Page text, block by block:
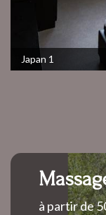
Japan 1
à partir de